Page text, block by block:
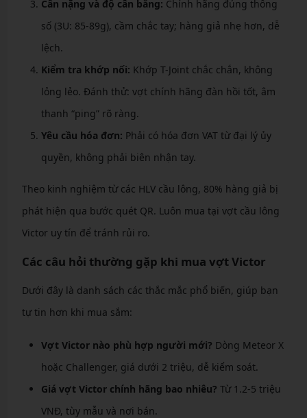
Cân nặng và độ cân bằng: Chính hãng đúng thông
số (3U: 85-89g), cầm chắc tay; hàng giả nhẹ hơn, dễ
lệch.
Kiểm tra khớp nối: Khớp T-Joint chắc chắn, không
lỏng lẻo. Đánh thử: vợt chính hãng đàn hồi tốt, âm
thanh “ping” rõ ràng.
Yêu cầu hóa đơn: Phải có hóa đơn VAT từ đại lý ủy
quyền, không phải biên nhận tay.
Theo kinh nghiệm từ các HLV cầu lông, 80% hàng giả bị
phát hiện qua bước quét QR. Luôn mua tại vợt cầu lông
Victor uy tín để tránh rủi ro.
Các câu hỏi thường gặp khi mua vợt Victor
Dưới đây là danh sách các thắc mắc phổ biến, giúp bạn
tự tin hơn khi mua sắm:
Vợt Victor nào phù hợp người mới? Dòng Meteor X
hoặc Challenger, giá dưới 2 triệu, dễ kiểm soát.
Giá vợt Victor chính hãng bao nhiêu? Từ 1.2-5 triệu
VNĐ, tùy mẫu và nơi bán.